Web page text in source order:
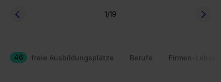
1/19
46 freie Ausbildungsplätze Berufe Firmen-